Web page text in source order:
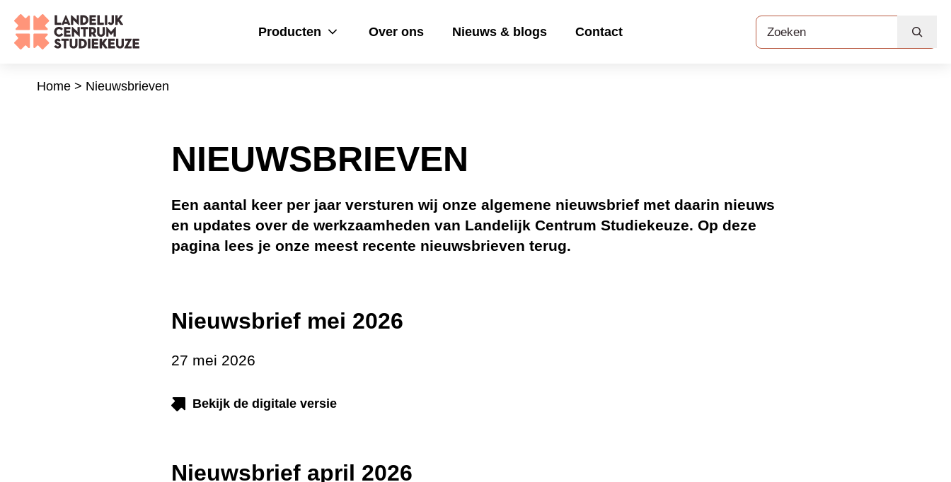
naar
de
Producten Over ons Nieuws & blogs Contact Zoeken
Home>Nieuwsbrieven
NIEUWSBRIEVEN
Een aantal keer per jaar versturen wij onze algemene nieuwsbrief met daarin nieuws en
updates over de werkzaamheden van Landelijk Centrum Studiekeuze. Op deze pagina lees je
onze meest recente nieuwsbrieven terug.
Nieuwsbrief mei 2026
27 mei 2026
Bekijk de digitale versie
Nieuwsbrief april 2026